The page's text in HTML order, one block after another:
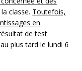
classe. Toutefois,
en
de test
plus tard le lundi 6